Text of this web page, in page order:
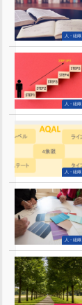
人・組織
人・組織
人・組織
人・組織